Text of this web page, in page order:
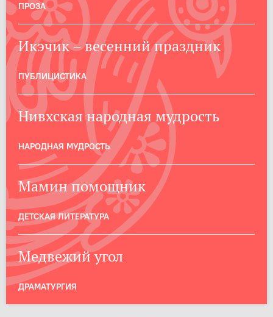
ПРОЗА
Икэчик – весенний праздник
ПУБЛИЦИСТИКА
Нивхская народная мудрость
НАРОДНАЯ МУДРОСТЬ
Мамин помощник
ДЕТСКАЯ ЛИТЕРАТУРА
Медвежий угол
ДРАМАТУРГИЯ